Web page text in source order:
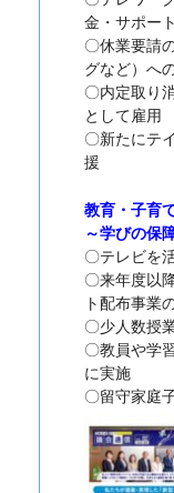
金・サポー
〇休業要請
グなど）へ
〇内定取り
として雇用
〇新たにテ
援
教育・子育
～学びの保
〇テレビを
〇来年度以
ト配布事業
〇少人数授
〇教員や学
に実施
〇留守家庭